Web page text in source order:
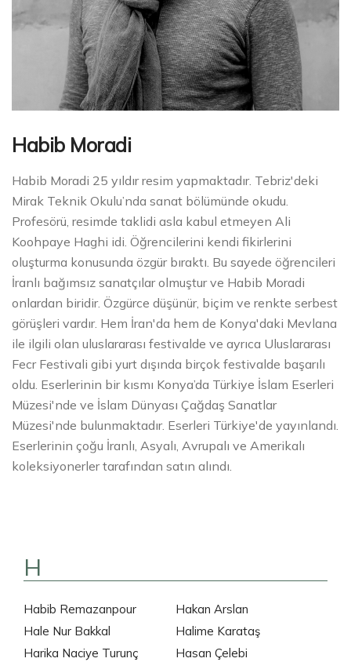
Habib Moradi
Habib Moradi 25 yıldır resim yapmaktadır. Tebriz'deki
Mirak Teknik Okulu’nda sanat bölümünde okudu.
Profesörü, resimde taklidi asla kabul etmeyen Ali
Koohpaye Haghi idi. Öğrencilerini kendi fikirlerini
oluşturma konusunda özgür bıraktı. Bu sayede öğrencileri
İranlı bağımsız sanatçılar olmuştur ve Habib Moradi
onlardan biridir. Özgürce düşünür, biçim ve renkte serbest
görüşleri vardır. Hem İran'da hem de Konya'daki Mevlana
ile ilgili olan uluslararası festivalde ve ayrıca Uluslararası
Fecr Festivali gibi yurt dışında birçok festivalde başarılı
oldu. Eserlerinin bir kısmı Konya’da Türkiye İslam Eserleri
Müzesi'nde ve İslam Dünyası Çağdaş Sanatlar
Müzesi'nde bulunmaktadır. Eserleri Türkiye'de yayınlandı.
Eserlerinin çoğu İranlı, Asyalı, Avrupalı ve Amerikalı
koleksiyonerler tarafından satın alındı.
H
Habib Remazanpour
Hakan Arslan
Hale Nur Bakkal
Halime Karataş
Harika Naciye Turunç
Hasan Çelebi